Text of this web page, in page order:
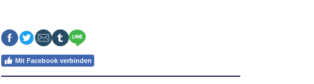
Mit Facebook verbinden